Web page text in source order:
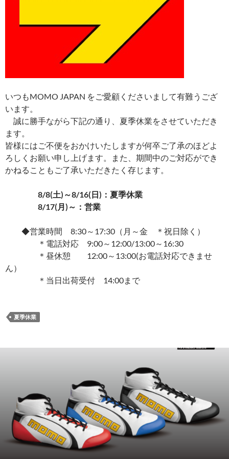
いつもMOMO JAPAN をご愛顧くださいまして有難うござ
います。
誠に勝手ながら下記の通り、夏季休業をさせていただき
ます。
皆様にはご不便をおかけいたしますが何卒ご了承のほどよ
ろしくお願い申し上げます。また、期間中のご対応ができ
かねることもご了承いただきたく存じます。
8/8(土)～8/16(日)：夏季休業
8/17(月)～：営業
◆営業時間 8:30～17:30（月～金 ＊祝日除く）
＊電話対応 9:00～12:00/13:00～16:30
＊昼休憩 12:00～13:00(お電話対応できませ
ん）
＊当日出荷受付 14:00まで
夏季休業